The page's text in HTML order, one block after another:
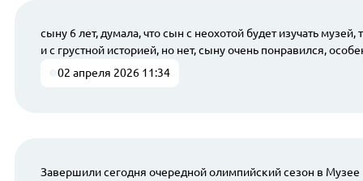
сыну 6 лет, думала, что сын с неохотой будет изучать музей,
и с грустной историей, но нет, сыну очень понравился,
02 апреля 2026 11:34
Завершили сегодня очередной олимпийский сезон в